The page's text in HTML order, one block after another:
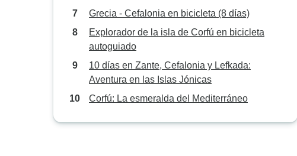
Grecia - Cefalonia en bicicleta (8 días)
Explorador de la isla de Corfú en bicicleta
autoguiado
10 días en Zante, Cefalonia y Lefkada:
Aventura en las Islas Jónicas
Corfú: La esmeralda del Mediterráneo